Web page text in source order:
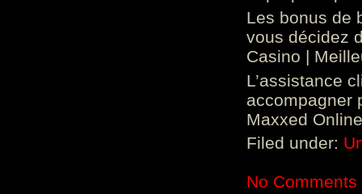
Les bonus de
vous décidez
Casino |
L’assistance
accompagner
Maxxed
Filed under:
No Comments